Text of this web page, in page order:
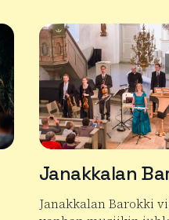
Janakkalan
Janakkalan Barokki